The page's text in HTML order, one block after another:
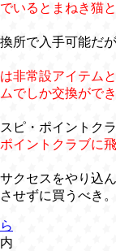
いるとまねき猫
所で入手可能だ
非常設アイテム
でしか交換がで
ピ・ポイントク
イントクラブに
クセスをやり込
せずに買うべき。